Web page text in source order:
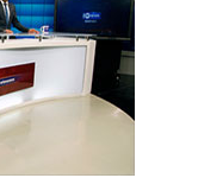
د خصوصي سکټور د څرګندونو له
زرګونو کسانو لپاره د کار زمینه
اقتصادي شنونکو ويلي؛ د برښنا د
کارېدونکو وسایلو د تولید په
تولید شوي برښنايي وسایل د